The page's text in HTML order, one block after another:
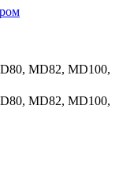
MD82, MD100,
MD82, MD100,